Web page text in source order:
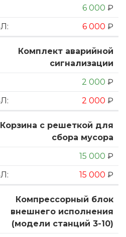
6 000 ₽
6 000 ₽
Комплект аварийной
сигнализации
2 000 ₽
2 000 ₽
Корзина с решеткой для
сбора мусора
15 000 ₽
15 000 ₽
Компрессорный блок
внешнего исполнения
(модели станций 3-10)